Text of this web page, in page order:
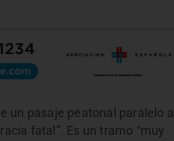
un pasaje peatonal paralelo al
fatal”. Es un tramo “muy